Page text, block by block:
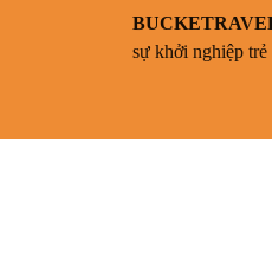
sự khởi nghiệp